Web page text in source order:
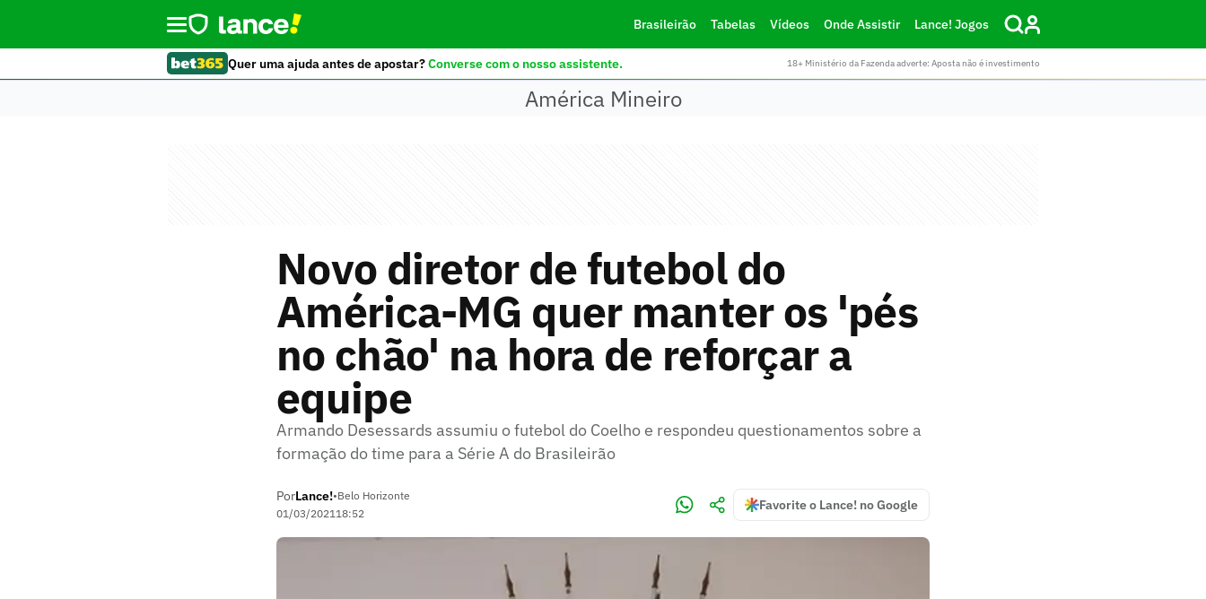
Brasileirão Tabelas Vídeos Onde Assistir Lance! Jogos
Quer uma ajuda antes de apostar?Converse com o nosso assistente. 18+ Ministério da Fazenda adverte: Aposta não é investimento
América Mineiro
Novo diretor de futebol do
América-MG quer manter os 'pés
no chão' na hora de reforçar a
equipe
Armando Desessards assumiu o futebol do Coelho e respondeu questionamentos sobre a
formação do time para a Série A do Brasileirão
PorLance!•Belo Horizonte
01/03/202118:52
Favorite o Lance! no Google